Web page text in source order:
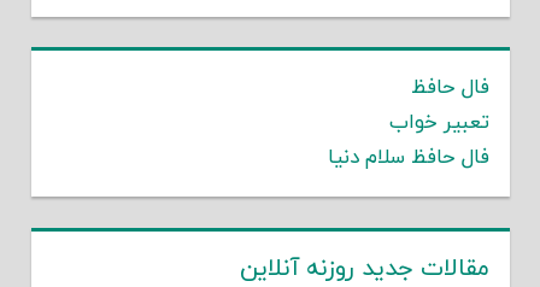
فال حافظ
تعبیر خواب
فال حافظ سلام دنیا
مقالات جدید روزنه آنلاین